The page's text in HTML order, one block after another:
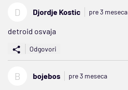
D Djordje Kostic pre 3 meseca
detroid osvaja
Odgovori
B bojebos pre 3 meseca